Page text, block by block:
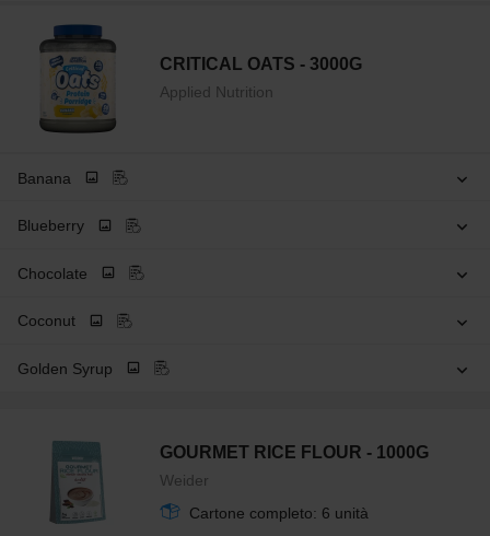
CRITICAL OATS - 3000G
Applied Nutrition
Banana
Blueberry
Chocolate
Coconut
Golden Syrup
GOURMET RICE FLOUR - 1000G
Weider
Cartone completo: 6 unità